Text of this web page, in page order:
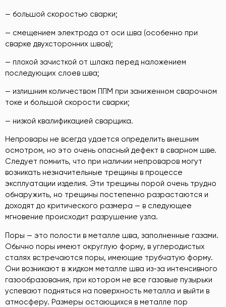
— большой скоростью сварки;
— смещением электрода от оси шва (особенно при
сварке двухсторонних швов);
— плохой зачисткой от шлака перед наложением
последующих слоев шва;
— излишним количеством ППМ при заниженном сварочном
токе и большой скорости сварки;
— низкой квалификацией сварщика.
Непровары не всегда удается определить внешним
осмотром, но это очень опасный дефект в сварном шве.
Следует помнить, что при наличии непроваров могут
возникать незначительные трещины в процессе
эксплуатации изделия. Эти трещины порой очень трудно
обнаружить, но трещины постепенно разрастаются и
доходят до критического размера — в следующее
мгновение происходит разрушение узла.
Поры — это полости в металле шва, заполненные газами.
Обычно поры имеют округлую форму, в углеродистых
сталях встречаются поры, имеющие трубчатую форму.
Они возникают в жидком металле шва из-за интенсивного
газообразования, при котором не все газовые пузырьки
успевают подняться на поверхность металла и выйти в
атмосферу. Размеры остающихся в металле пор